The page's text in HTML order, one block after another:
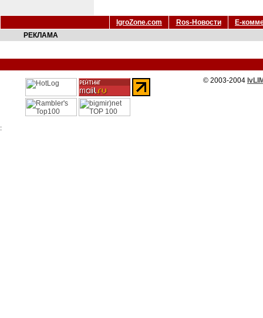
IgroZone.com Ros-Новости
Е-
РЕКЛАМА
© 2003-2004
: